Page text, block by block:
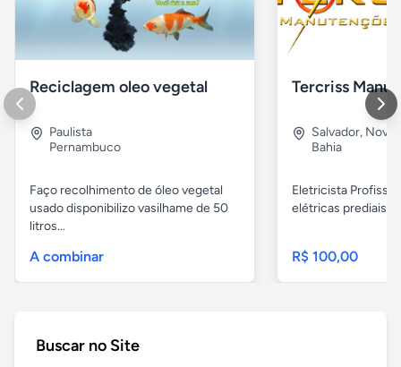
Reciclagem oleo vegetal
Paulista
Pernambuco
Faço recolhimento de óleo vegetal
usado disponibilizo vasilhame de 50
litros...
A combinar
Salvador, Nova
Bahia
Eletricista
elétricas prediais e
R$ 100,00
Buscar no Site